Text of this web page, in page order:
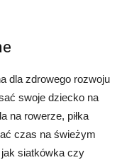
dla zdrowego rozwoju
swoje dziecko na
na rowerze, piłka
czas na świeżym
jak siatkówka czy